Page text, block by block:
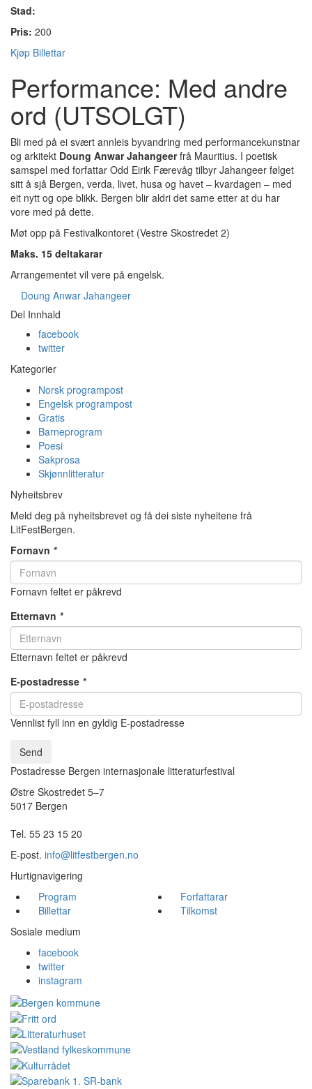
Stad:
Pris: 200
Kjøp Billettar
Performance: Med andre
ord (UTSOLGT)
Bli med på ei svært annleis byvandring med performancekunstnar
og arkitekt Doung Anwar Jahangeerfrå Mauritius. I poetisk
samspel med forfattar Odd Eirik Færevåg tilbyr Jahangeer følget
sitt å sjå Bergen, verda, livet, husa og havet – kvardagen – med
eit nytt og ope blikk. Bergen blir aldri det same etter at du har
vore med på dette.
Møt opp på Festivalkontoret (Vestre Skostredet 2)
Maks. 15 deltakarar
Arrangementet vil vere på engelsk.
Doung Anwar Jahangeer
Del Innhald
facebook
twitter
Kategorier
Norsk programpost
Engelsk programpost
Gratis
Barneprogram
Poesi
Sakprosa
Skjønnlitteratur
Nyheitsbrev
Meld deg på nyheitsbrevet og få dei siste nyheitene frå
LitFestBergen.
Fornavn *
Fornavn feltet er påkrevd
Etternavn *
Etternavn feltet er påkrevd
E-postadresse *
Vennlist fyll inn en gyldig E-postadresse
Send
Postadresse Bergen internasjonale litteraturfestival
Østre Skostredet 5–7
5017 Bergen
Tel. 55 23 15 20
E-post. info@litfestbergen.no
Hurtignavigering
Program
Forfattarar
Billettar
Tilkomst
Sosiale medium
facebook
twitter
instagram